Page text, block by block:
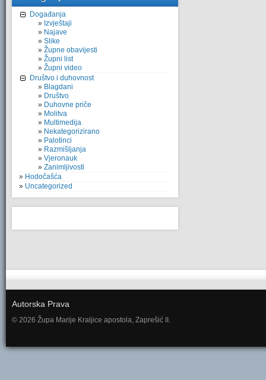
Događanja
Izvještaji
Najave
Slike
Župne obavijesti
Župni list
Župni video
Društvo i duhovnost
Blagdani
Društvo
Duhovne priče
Molitva
Multimedija
Nekategorizirano
Palotinci
Razmišljanja
Vjeronauk
Zanimljivosti
Hodočašća
Uncategorized
Autorska Prava
© 2026 Župa Marije Kraljice apostola, Zaprešić II.